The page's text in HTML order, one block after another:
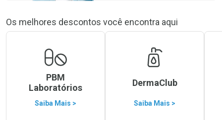
Os melhores descontos você encontra aqui
PBM
Laboratórios
Saiba Mais >
DermaClub
Saiba Mais >